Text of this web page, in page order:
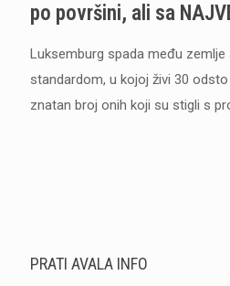
po površini, ali sa
Luksemburg spada među
standardom, u kojoj živi 30
znatan broj onih koji su stigli s
PRATI AVALA INFO